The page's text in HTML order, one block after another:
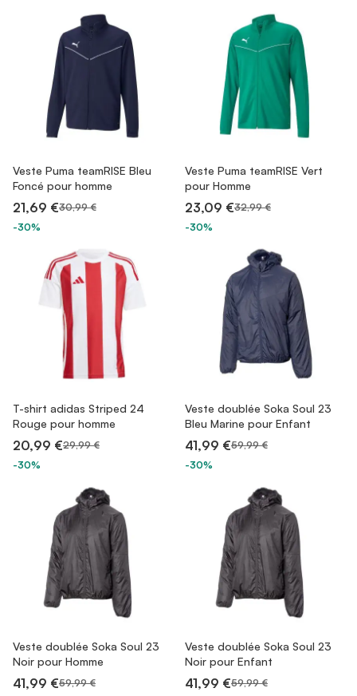
Veste Puma teamRISE Bleu
Foncé pour homme
21,69 €30,99 €
-30%
Veste Puma teamRISE Vert
pour Homme
23,09 €32,99 €
-30%
T-shirt adidas Striped 24
Rouge pour homme
20,99 €29,99 €
-30%
Veste doublée Soka Soul 23
Bleu Marine pour Enfant
41,99 €59,99 €
-30%
Veste doublée Soka Soul 23
Noir pour Homme
41,99 €59,99 €
Veste doublée Soka Soul 23
Noir pour Enfant
41,99 €59,99 €